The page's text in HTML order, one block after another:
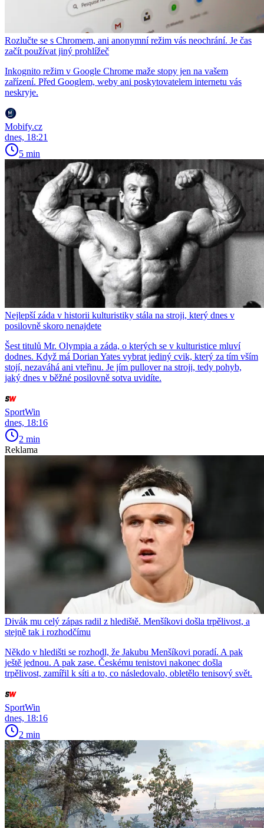
Rozlučte se s Chromem, ani anonymní režim vás neochrání. Je čas
začít používat jiný prohlížeč
Inkognito režim v Google Chrome maže stopy jen na vašem
zařízení. Před Googlem, weby ani poskytovatelem internetu vás
neskryje.
Mobify.cz
dnes, 18:21
5 min
Nejlepší záda v historii kulturistiky stála na stroji, který dnes v
posilovně skoro nenajdete
Šest titulů Mr. Olympia a záda, o kterých se v kulturistice mluví
dodnes. Když má Dorian Yates vybrat jediný cvik, který za tím vším
stojí, nezaváhá ani vteřinu. Je jím pullover na stroji, tedy pohyb,
jaký dnes v běžné posilovně sotva uvidíte.
SportWin
dnes, 18:16
2 min
Reklama
Divák mu celý zápas radil z hlediště. Menšíkovi došla trpělivost, a
stejně tak i rozhodčímu
Někdo v hledišti se rozhodl, že Jakubu Menšíkovi poradí. A pak
ještě jednou. A pak zase. Českému tenistovi nakonec došla
trpělivost, zamířil k síti a to, co následovalo, obletělo tenisový svět.
SportWin
dnes, 18:16
2 min